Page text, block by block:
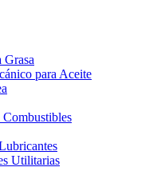
Grasa
para Aceite
Combustibles
Utilitarias